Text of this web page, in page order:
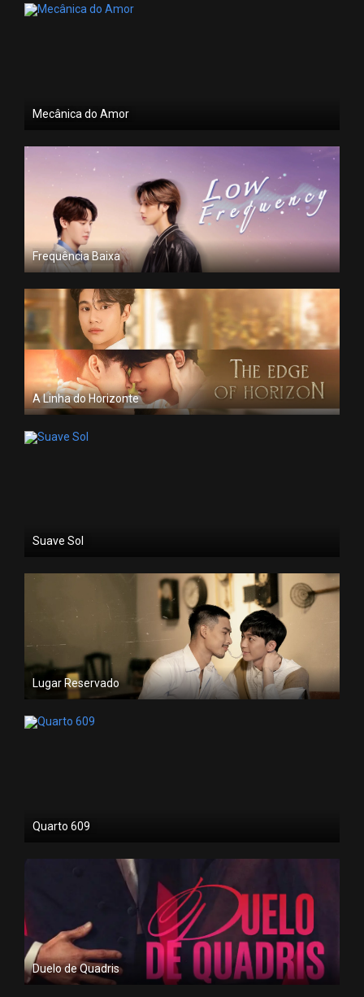
Mecânica do Amor
Frequência Baixa
A Linha do Horizonte
Suave Sol
Lugar Reservado
Quarto 609
Duelo de Quadris